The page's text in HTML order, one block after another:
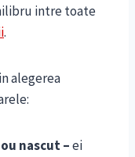
intre toate
.
alegerea
nascut –ei